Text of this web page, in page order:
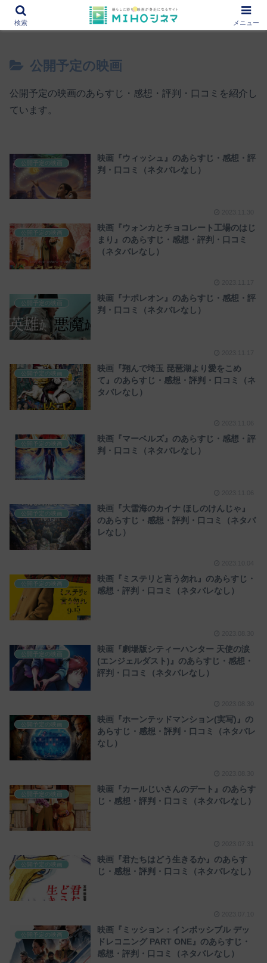
12000作品を紹介！あなたの映画図書館『MIHOシネマ』
公開予定の映画
公開予定の映画のあらすじ・感想・評判・口コミを紹介し
ています。
公開予定の映画
映画『ウィッシュ』のあらすじ・感想・評
判・口コミ（ネタバレなし）
公開予定の映画
映画『ウォンカとチョコレート工場のはじ
まり』のあらすじ・感想・評判・口コミ
（ネタバレなし）
公開予定の映画
映画『ナポレオン』のあらすじ・感想・評
判・口コミ（ネタバレなし）
公開予定の映画
映画『翔んで埼玉 琵琶湖より愛をこめ
て』のあらすじ・感想・評判・口コミ（ネ
タバレなし）
公開予定の映画
映画『マーベルズ』のあらすじ・感想・評
判・口コミ（ネタバレなし）
公開予定の映画
映画『大雪海のカイナ ほしのけんじゃ』
のあらすじ・感想・評判・口コミ（ネタバ
レなし）
公開予定の映画
映画『ミステリと言う勿れ』のあらすじ・
感想・評判・口コミ（ネタバレなし）
公開予定の映画
映画『劇場版シティーハンター 天使の涙
(エンジェルダスト)』のあらすじ・感想・
評判・口コミ（ネタバレなし）
公開予定の映画
映画『ホーンテッドマンション(実写)』の
あらすじ・感想・評判・口コミ（ネタバレ
なし）
公開予定の映画
映画『カールじいさんのデート』のあらす
じ・感想・評判・口コミ（ネタバレなし）
公開予定の映画
映画『君たちはどう生きるか』のあらす
じ・感想・評判・口コミ（ネタバレなし）
公開予定の映画
映画『ミッション：インポッシブル デッ
ドレコニング PART ONE』のあらすじ・
感想・評判・口コミ（ネタバレなし）
検索 メニュー